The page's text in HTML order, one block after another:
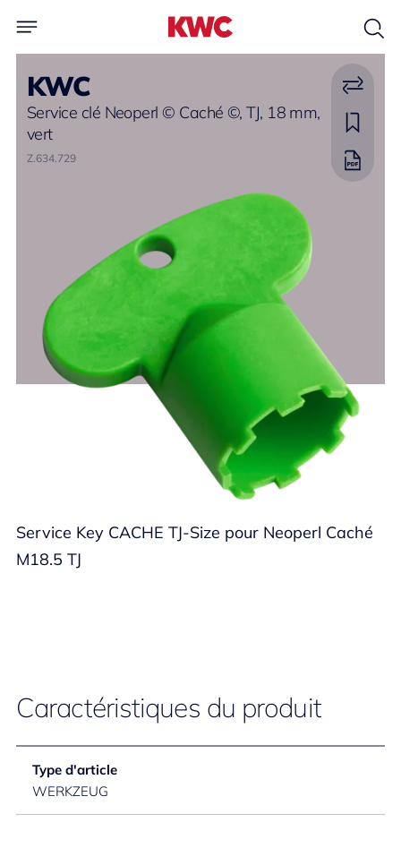
KWC
Service clé Neoperl © Caché ©, TJ, 18 mm,
vert
Z.634.729
Service Key CACHE TJ-Size pour Neoperl Caché
M18.5 TJ
Caractéristiques du produit
Type d'article
WERKZEUG